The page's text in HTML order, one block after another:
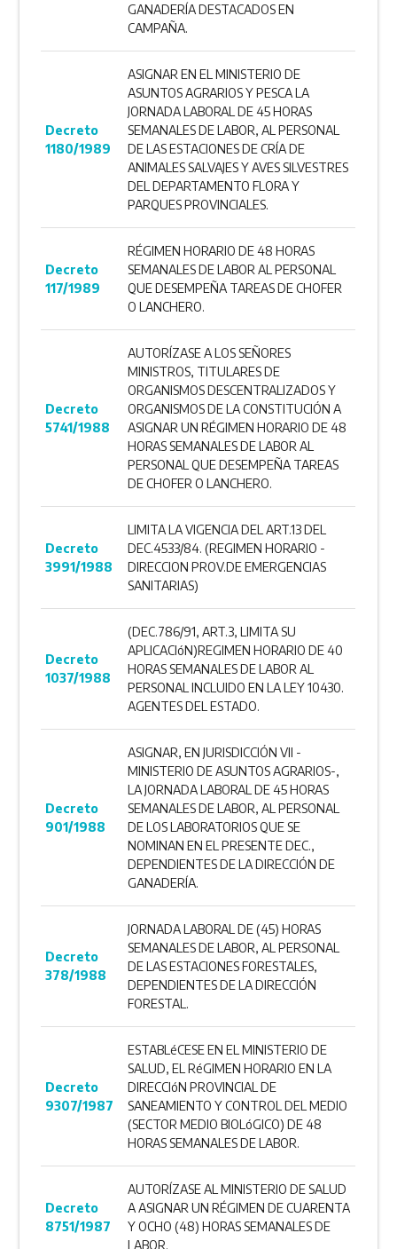
GANADERÍA DESTACADOS EN
CAMPAÑA.
Decreto
1180/1989
ASIGNAR EN EL MINISTERIO DE
ASUNTOS AGRARIOS Y PESCA LA
JORNADA LABORAL DE 45 HORAS
SEMANALES DE LABOR, AL PERSONAL
DE LAS ESTA­CIONES DE CRÍA DE
ANIMALES SALVAJES Y AVES SILVESTRES
DEL DEPARTAMENTO FLORA Y
PARQUES PROVINCIALES.
Decreto
117/1989
RÉGIMEN HORARIO DE 48 HORAS
SEMANALES DE LABOR AL PERSONAL
QUE DESEMPEÑA TAREAS DE CHOFER
O ­LANCHERO.
Decreto
5741/1988
AUTORÍZASE A LOS SEÑORES
MINISTROS, TITULARES DE
ORGANISMOS DESCENTRALI­ZADOS Y
ORGANISMOS DE LA CONSTITUCIÓN A
ASIGNAR UN RÉGIMEN HORARIO DE 48
HORAS SEMANALES DE LABOR AL
PERSONAL QUE DESEMPEÑA TAREAS
DE CHOFER O LANCHERO.
Decreto
3991/1988
LIMITA LA VIGENCIA DEL ART.13 DEL
DEC.4533/84. (REGIMEN HORARIO -
DIRECCION PROV.DE EMERGENCIAS
SANITARIAS)
Decreto
1037/1988
(DEC.786/91, ART.3, LIMITA SU
APLICACIóN)REGIMEN HORARIO DE 40
HORAS SEMANALES DE LABOR AL
PERSONAL INCLUIDO EN LA LEY 10430.
AGENTES DEL ESTADO.
Decreto
901/1988
ASIGNAR, EN JURISDICCIÓN VII -
MINISTERIO DE ASUNTOS AGRARIOS-,
LA JORNADA LABORAL DE 45 HORAS
SEMANALES DE LABOR, AL PERSONAL
DE LOS LABORATORIOS QUE SE
NOMINAN EN EL PRESENTE DEC.,
DEPENDIENTES DE LA DIRECCIÓN DE
GANADERÍA.
Decreto
378/1988
JORNADA LABORAL DE (45) HORAS
SEMANALES DE LABOR, AL PERSONAL
DE LAS ESTACIONES FORESTALES,
DEPENDIENTES DE LA DIRECCIÓN
FORESTAL.
Decreto
9307/1987
ESTABLéCESE EN EL MINISTERIO DE
SALUD, EL RéGIMEN HORARIO EN LA
DIRECCIóN PROVINCIAL DE
SANEAMIENTO Y CONTROL DEL MEDIO
(SECTOR MEDIO BIOLóGICO) DE 48
HORAS SEMANALES DE LABOR.
Decreto
8751/1987
AUTORÍZASE AL MINISTERIO DE SALUD
A ASIGNAR UN RÉGIMEN DE CUARENTA
Y OCHO (48) HORAS SEMANALES DE
LABOR.